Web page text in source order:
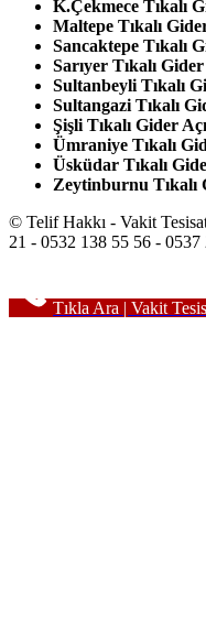
K.Çekmece Tıkalı
Maltepe Tıkalı
Sancaktepe Tıkalı
Sarıyer Tıkalı
Sultanbeyli Tıkalı
Sultangazi Tıkalı
Şişli Tıkalı Gider
Ümraniye Tıkalı
Üsküdar Tıkalı
Zeytinburnu Tıkalı
© Telif Hakkı - Vakit
21 - 0532 138 55 56 - 0537
Tıkla Ara | Vakit